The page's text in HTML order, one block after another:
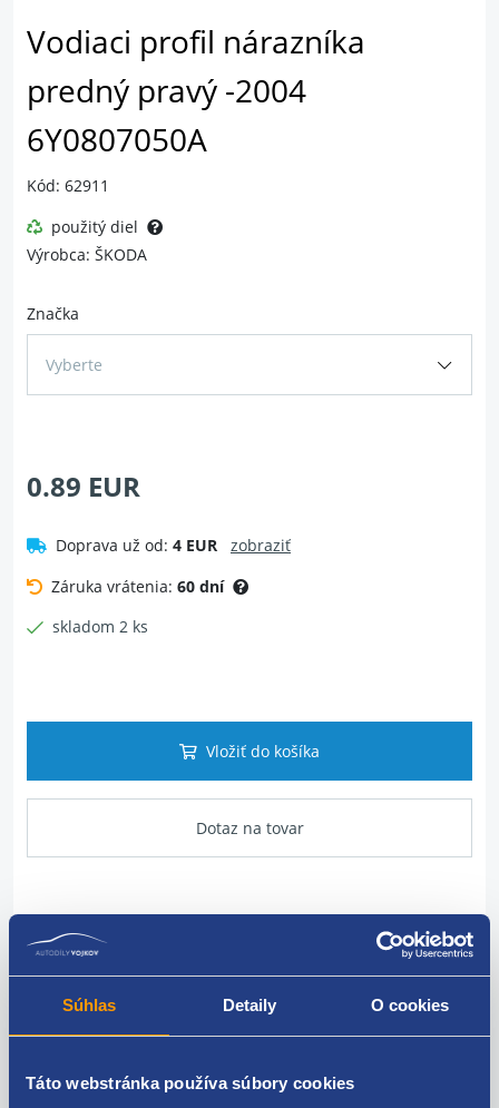
Súhlas Detaily O cookies
Táto webstránka používa súbory cookies
Vodiaci profil nárazníka
predný pravý -2004
6Y0807050A
Kód: 62911
použitý diel
Výrobca: ŠKODA
Značka
Vyberte
0.89 EUR
Doprava už od: 4 EUR
zobraziť
Záruka vrátenia: 60 dní
skladom 2 ks
Vložiť do košíka
Dotaz na tovar
pre vozidlá do MR 2004
strana: pravá